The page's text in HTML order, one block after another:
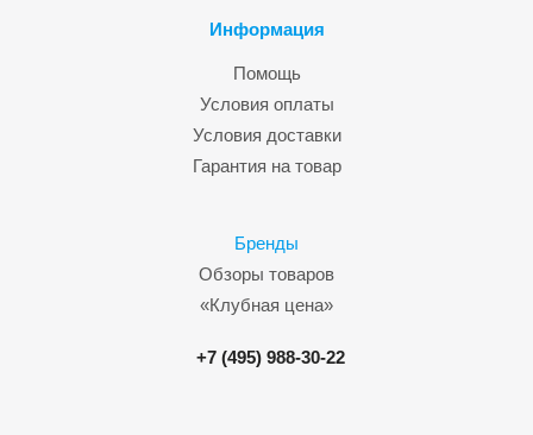
Информация
Помощь
Условия оплаты
Условия доставки
Гарантия на товар
Бренды
Обзоры товаров
«Клубная цена»
+7 (495) 988-30-22